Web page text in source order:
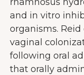
and in vitro
organisms.
vaginal
following oral
that orally